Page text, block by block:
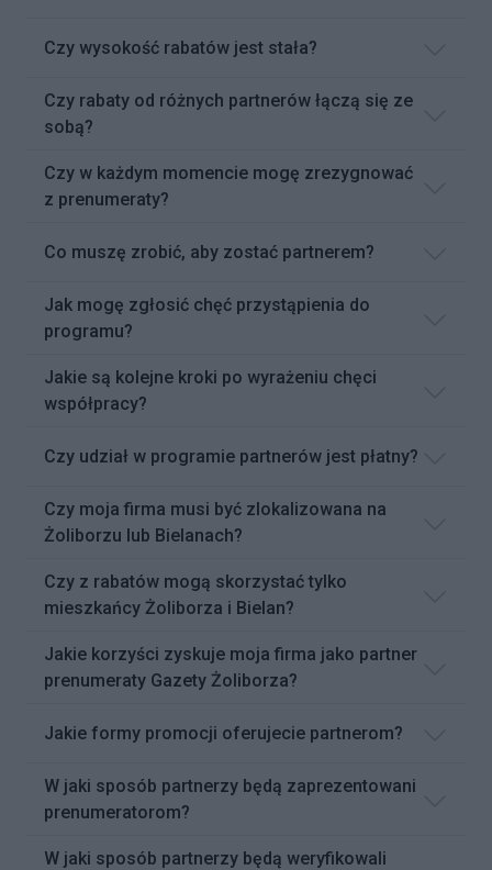
Czy wysokość rabatów jest stała?
Czy rabaty od różnych partnerów łączą się ze
sobą?
Czy w każdym momencie mogę zrezygnować
z prenumeraty?
Co muszę zrobić, aby zostać partnerem?
Jak mogę zgłosić chęć przystąpienia do
programu?
Jakie są kolejne kroki po wyrażeniu chęci
współpracy?
Czy udział w programie partnerów jest płatny?
Czy moja firma musi być zlokalizowana na
Żoliborzu lub Bielanach?
Czy z rabatów mogą skorzystać tylko
mieszkańcy Żoliborza i Bielan?
Jakie korzyści zyskuje moja firma jako partner
prenumeraty Gazety Żoliborza?
Jakie formy promocji oferujecie partnerom?
W jaki sposób partnerzy będą zaprezentowani
prenumeratorom?
W jaki sposób partnerzy będą weryfikowali